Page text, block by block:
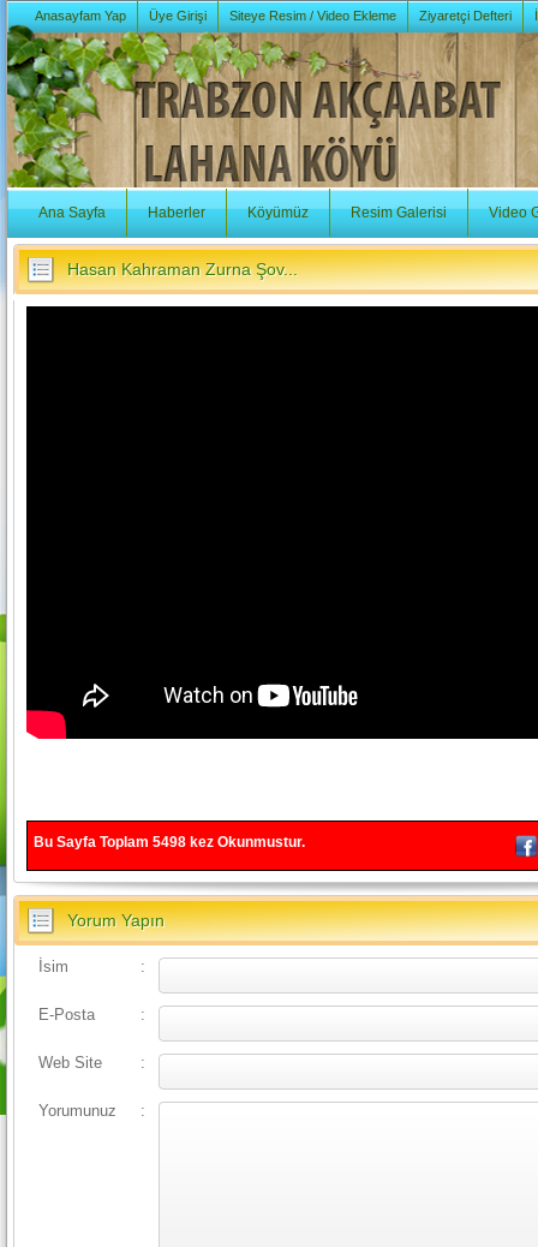
Anasayfam Yap Üye Girişi Siteye Resim / Video Ekleme Ziyaretçi Defteri
Ana Sayfa Haberler Köyümüz Resim Galerisi Video
Hasan Kahraman Zurna Şov...
Bu Sayfa Toplam 5498kez Okunmustur.
Yorum Yapın
İsim :
E-Posta :
Web Site :
Yorumunuz :